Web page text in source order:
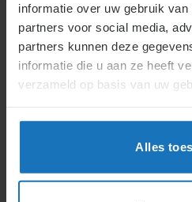
informatie over uw gebruik
partners voor social media,
partners kunnen deze
informatie die u aan ze heeft
verzameld op basis van uw
Alles
1.6
Reglementen regelen
zwaarwegend belang en
Voorwaardelijke rechten,